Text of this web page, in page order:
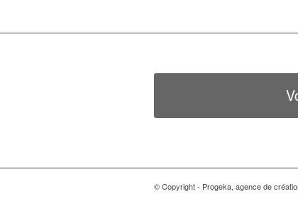
© Copyright - Progeka, agence de